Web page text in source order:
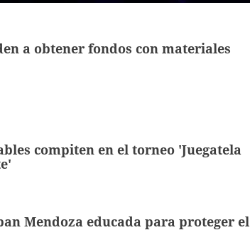
a obtener fondos con materiales
compiten en el torneo 'Juegatela
Mendoza educada para proteger el